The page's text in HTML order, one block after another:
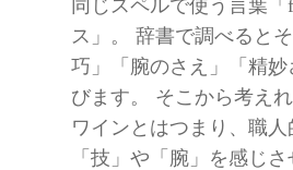
同じスペルで使う言葉「
ス」。 辞書で調べると
巧」「腕のさえ」「精
びます。 そこから考え
ワインとはつまり、職
「技」や「腕」を感じ